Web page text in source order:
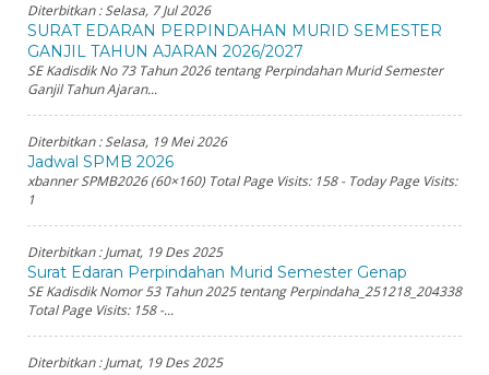
Diterbitkan :Selasa, 7 Jul 2026
SURAT EDARAN PERPINDAHAN MURID SEMESTER
GANJIL TAHUN AJARAN 2026/2027
SE Kadisdik No 73 Tahun 2026 tentang Perpindahan Murid Semester
Ganjil Tahun Ajaran...
Diterbitkan :Selasa, 19 Mei 2026
Jadwal SPMB 2026
xbanner SPMB2026 (60×160) Total Page Visits: 158 - Today Page Visits:
1
Diterbitkan :Jumat, 19 Des 2025
Surat Edaran Perpindahan Murid Semester Genap
SE Kadisdik Nomor 53 Tahun 2025 tentang Perpindaha_251218_204338
Total Page Visits: 158 -...
Diterbitkan :Jumat, 19 Des 2025